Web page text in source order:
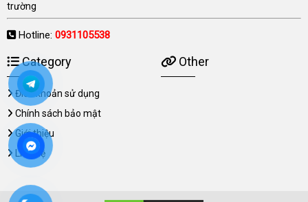
trường
Hotline: 0931105538
Category
Điều khoản sử dụng
Chính sách bảo mật
Giới thiệu
Liên hệ
Other